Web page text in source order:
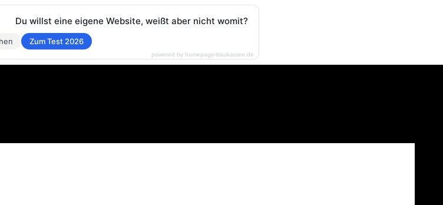
Du willst eine eigene Website, weißt aber nicht womit?
Zum Test 2026
powered by homepage-baukasten.de